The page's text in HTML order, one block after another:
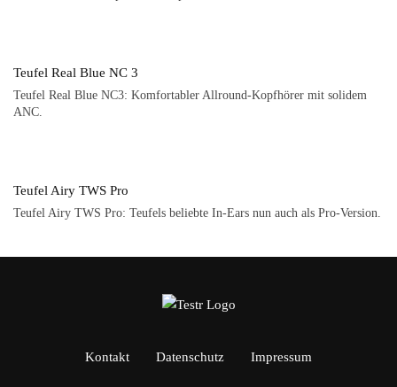
Teufel Real Blue NC 3
Teufel Real Blue NC3: Komfortabler Allround-Kopfhörer mit solidem
ANC.
Teufel Airy TWS Pro
Teufel Airy TWS Pro: Teufels beliebte In-Ears nun auch als Pro-Version.
Kontakt Datenschutz Impressum